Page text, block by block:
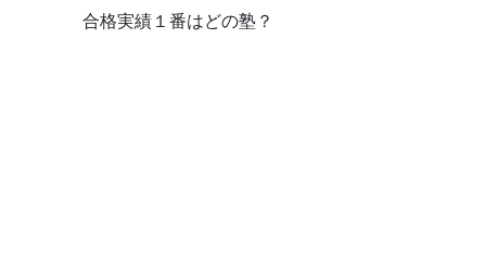
合格実績１番はどの塾？